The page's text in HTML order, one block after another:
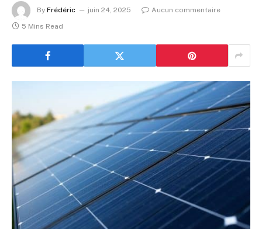
By Frédéric juin 24, 2025
Aucun commentaire
5 Mins Read